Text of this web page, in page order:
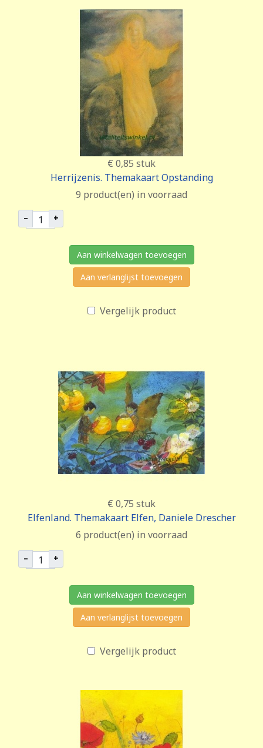
€ 0,85 stuk
Herrijzenis. Themakaart Opstanding
9 product(en) in voorraad
– +
Aan winkelwagen toevoegen
Aan verlanglijst toevoegen
Vergelijk product
€ 0,75 stuk
Elfenland. Themakaart Elfen, Daniele Drescher
6 product(en) in voorraad
– +
Aan winkelwagen toevoegen
Aan verlanglijst toevoegen
Vergelijk product